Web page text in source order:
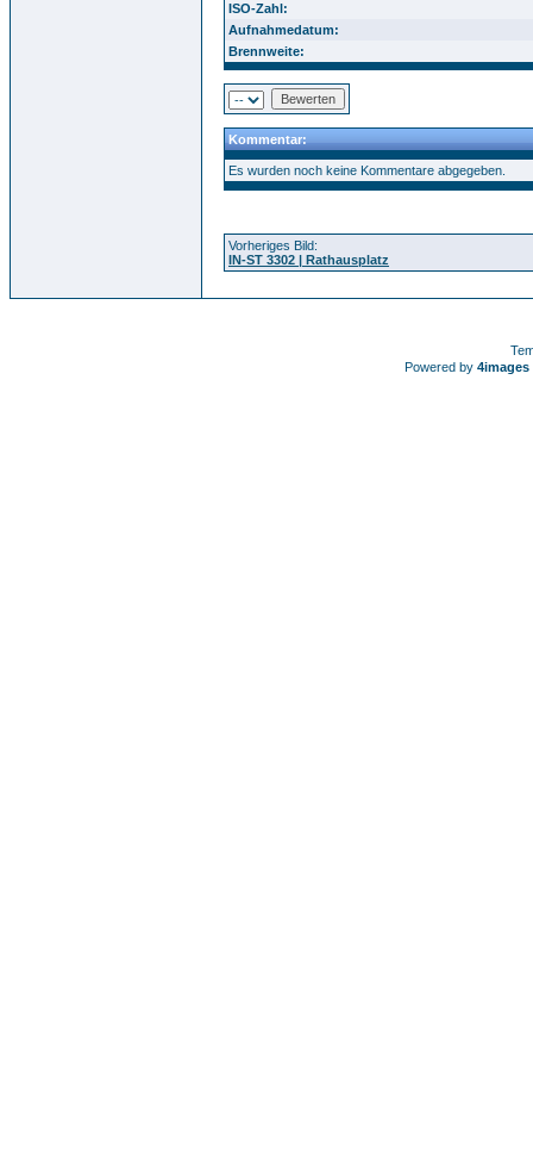
ISO-Zahl:
Aufnahmedatum:
Brennweite:
Kommentar:
Es wurden noch keine Kommentare abgegeben.
Vorheriges Bild:
IN-ST 3302 | Rathausplatz
Powered by 4images